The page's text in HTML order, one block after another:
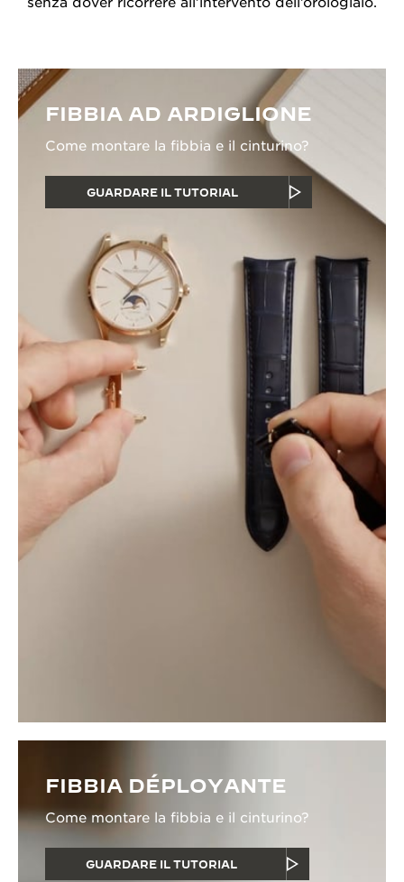
FIBBIA AD ARDIGLIONE
Come montare la fibbia e il cinturino?
GUARDARE IL TUTORIAL
FIBBIA DÉPLOYANTE
Come montare la fibbia e il cinturino?
GUARDARE IL TUTORIAL